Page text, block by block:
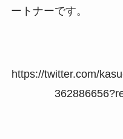
ートナーです。
https://twitter.com/